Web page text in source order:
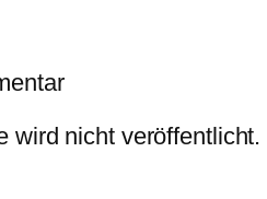
wird nicht veröffentlicht.